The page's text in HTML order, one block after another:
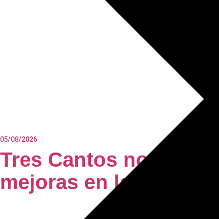
05/08/2026
Tres Cantos no se
mejoras en la vía